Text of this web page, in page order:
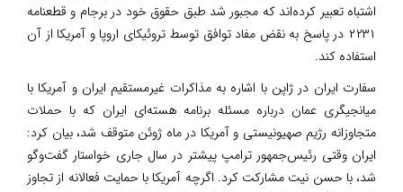
اشتباه تعبیر کرده‌اند که مجبور شد طبق حقوق خود در برجام و قطعنامه
۲۲۳۱ در پاسخ به نقض مفاد توافق توسط تروئیکای اروپا و آمریکا از آن
استفاده کند.
سفارت ایران در ژاپن با اشاره به مذاکرات غیرمستقیم ایران و آمریکا با
میانجیگری عمان درباره مسئله برنامه هسته‌ای ایران که با حملات
متجاوزانه رژیم صهیونیستی و آمریکا در ماه ژوئن متوقف شد، بیان کرد:
ایران وقتی رئیس‌جمهور ترامپ پیشتر در سال جاری خواستار گفت‌وگو
شد، با حسن نیت مشارکت کرد. اگرچه آمریکا با حمایت فعالانه از تجاوز